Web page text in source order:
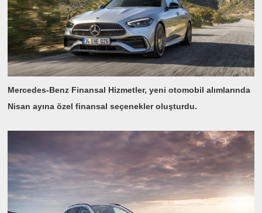
Mercedes-Benz Finansal Hizmetler, yeni otomobil alımlarında
Nisan ayına özel finansal seçenekler oluşturdu.